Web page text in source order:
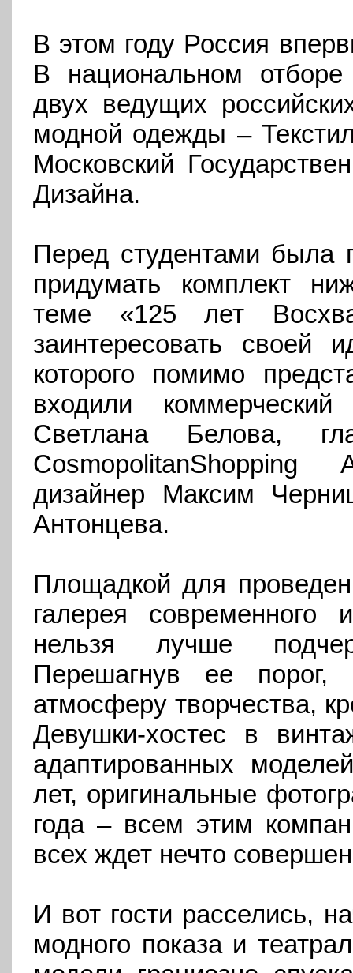
В этом году Россия
В национальном
двух ведущих
модной одежды –
Московский
Дизайна.
Перед студентами была
придумать комплект
теме «125 лет
заинтересовать своей
которого помимо
входили
Светлана Белова,
CosmopolitanShopping
дизайнер Максим
Антонцева.
Площадкой для
галерея современного
нельзя лучше
Перешагнув ее
атмосферу творчества,
Девушки-хостес в
адаптированных
лет, оригинальные
года – всем этим
всех ждет нечто
И вот гости расселись,
модного показа и